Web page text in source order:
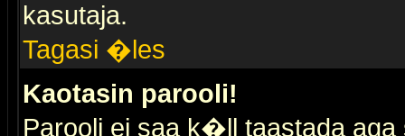
kasutaja.
Tagasi �les
Kaotasin parooli!
Parooli ei saa k�ll taastada aga